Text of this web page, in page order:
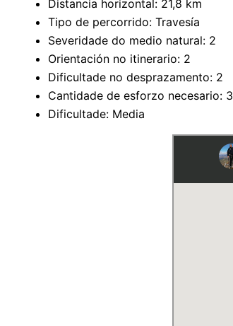
Distancia horizontal: 21,8 km
Tipo de percorrido: Travesía
Severidade do medio natural: 2
Orientación no itinerario: 2
Dificultade no desprazamento: 2
Cantidade de esforzo necesario: 3
Dificultade: Media